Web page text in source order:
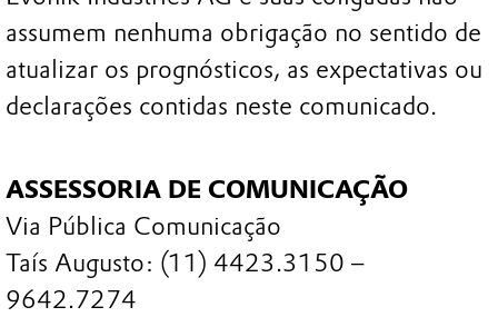
assumem nenhuma obrigação no sentido de
atualizar os prognósticos, as expectativas ou
declarações contidas neste comunicado.
ASSESSORIA DE COMUNICAÇÃO
Via Pública Comunicação
Taís Augusto: (11) 4423.3150 –
9642.7274